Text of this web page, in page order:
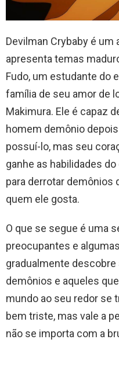
Devilman Crybaby é
apresenta temas
Fudo, um estudante do
família de seu amor de
Makimura. Ele é capaz
homem demônio
possuí-lo, mas seu
ganhe as habilidades
para derrotar demônios
quem ele gosta.
O que se segue é uma
preocupantes e
gradualmente descobre
demônios e aqueles
mundo ao seu redor se
bem triste, mas vale a
não se importa com a